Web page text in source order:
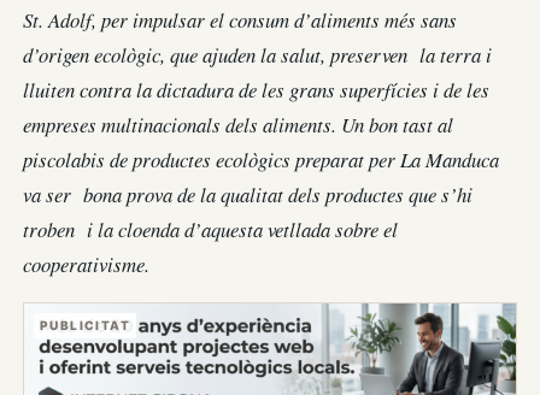
St. Adolf, per impulsar el consum d’aliments més sans
d’origen ecològic, que ajuden la salut, preserven la terra i
lluiten contra la dictadura de les grans superfícies i de les
empreses multinacionals dels aliments. Un bon tast al
piscolabis de productes ecològics preparat per La Manduca
va ser bona prova de la qualitat dels productes que s’hi
troben i la cloenda d’aquesta vetllada sobre el
cooperativisme.
PUBLICITAT